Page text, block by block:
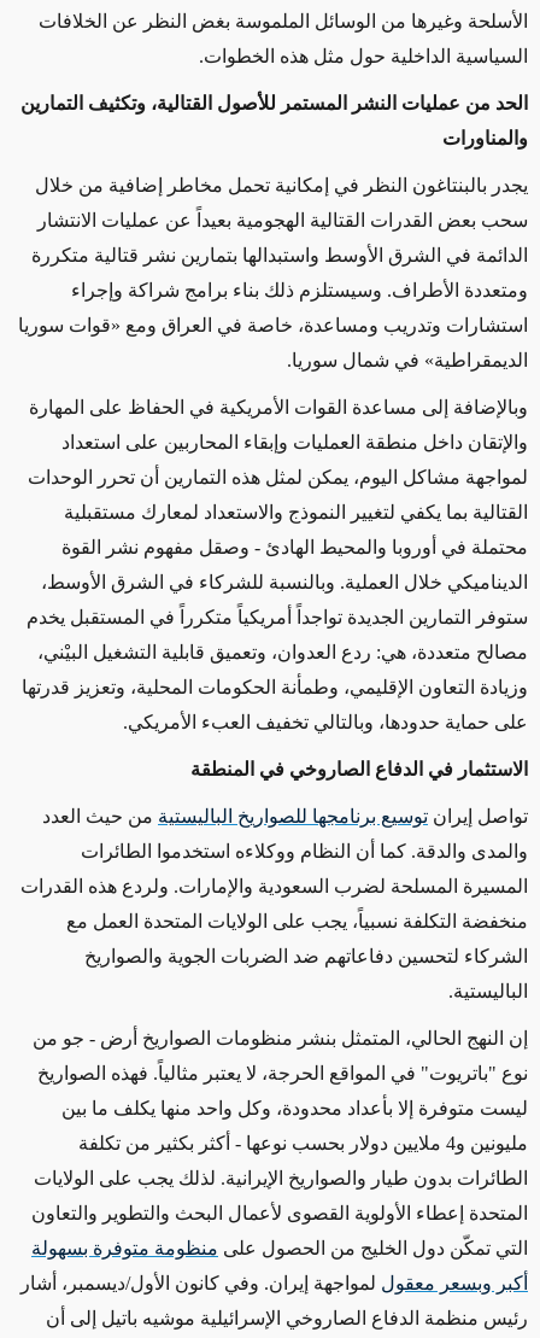
الأسلحة وغيرها من الوسائل الملموسة بغض النظر عن الخلافات
السياسية الداخلية حول مثل هذه الخطوات.
الحد من عمليات النشر المستمر للأصول القتالية، وتكثيف التمارين
والمناورات
يجدر بالبنتاغون النظر في إمكانية تحمل مخاطر إضافية من خلال
سحب بعض القدرات القتالية الهجومية بعيداً عن عمليات الانتشار
الدائمة في الشرق الأوسط واستبدالها بتمارين نشر قتالية متكررة
ومتعددة الأطراف. وسيستلزم ذلك بناء برامج شراكة وإجراء
استشارات وتدريب ومساعدة، خاصة في العراق ومع «قوات سوريا
الديمقراطية» في شمال سوريا.
وبالإضافة إلى مساعدة القوات الأمريكية في الحفاظ على المهارة
والإتقان داخل منطقة العمليات وإبقاء المحاربين على استعداد
لمواجهة مشاكل اليوم، يمكن لمثل هذه التمارين أن تحرر الوحدات
القتالية بما يكفي لتغيير النموذج والاستعداد لمعارك مستقبلية
محتملة في أوروبا والمحيط الهادئ - وصقل مفهوم نشر القوة
الديناميكي خلال العملية. وبالنسبة للشركاء في الشرق الأوسط،
ستوفر التمارين الجديدة تواجداً أمريكياً متكرراً في المستقبل يخدم
مصالح متعددة، هي: ردع العدوان، وتعميق قابلية التشغيل البيْني،
وزيادة التعاون الإقليمي، وطمأنة الحكومات المحلية، وتعزيز قدرتها
على حماية حدودها، وبالتالي تخفيف العبء الأمريكي.
الاستثمار في الدفاع الصاروخي في المنطقة
تواصل إيران توسيع برنامجها للصواريخ الباليستية من حيث العدد
والمدى والدقة. كما أن النظام ووكلاءه استخدموا الطائرات
المسيرة المسلحة لضرب السعودية والإمارات. ولردع هذه القدرات
منخفضة التكلفة نسبياً، يجب على الولايات المتحدة العمل مع
الشركاء لتحسين دفاعاتهم ضد الضربات الجوية والصواريخ
الباليستية.
إن النهج الحالي، المتمثل بنشر منظومات الصواريخ أرض - جو من
نوع "باتريوت" في المواقع الحرجة، لا يعتبر مثالياً. فهذه الصواريخ
ليست متوفرة إلا بأعداد محدودة، وكل واحد منها يكلف ما بين
مليونين و4 ملايين دولار بحسب نوعها
- أكثر بكثير من تكلفة
الطائرات بدون طيار والصواريخ الإيرانية. لذلك يجب على الولايات
المتحدة إعطاء الأولوية القصوى لأعمال البحث والتطوير والتعاون
التي تمكّن دول الخليج من الحصول على منظومة متوفرة بسهولة
أكبر وبسعر معقول لمواجهة إيران. وفي كانون الأول/ديسمبر، أشار
رئيس منظمة الدفاع الصاروخي الإسرائيلية موشيه باتيل إلى أن